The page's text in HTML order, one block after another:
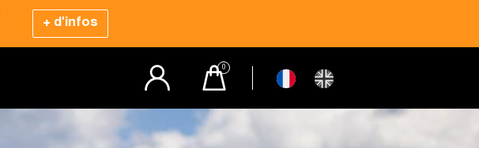
+ d'infos